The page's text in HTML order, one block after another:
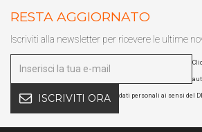
RESTA AGGIORNATO
Iscriviti alla newsletter per ricevere le ultime
ISCRIVITI ORA dati personali ai sensi del